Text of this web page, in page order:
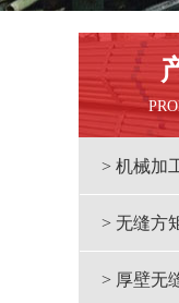
> 机械加
> 无缝方
> 厚壁无